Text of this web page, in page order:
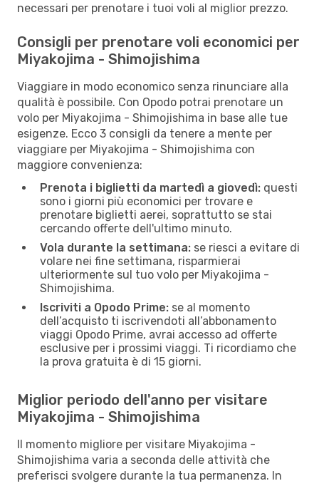
necessari per prenotare i tuoi voli al miglior prezzo.
Consigli per prenotare voli economici per
Miyakojima - Shimojishima
Viaggiare in modo economico senza rinunciare alla
qualità è possibile. Con Opodo potrai prenotare un
volo per Miyakojima - Shimojishima in base alle tue
esigenze. Ecco 3 consigli da tenere a mente per
viaggiare per Miyakojima - Shimojishima con
maggiore convenienza:
Prenota i biglietti da martedì a giovedì: questi
sono i giorni più economici per trovare e
prenotare biglietti aerei, soprattutto se stai
cercando offerte dell'ultimo minuto.
Vola durante la settimana: se riesci a evitare di
volare nei fine settimana, risparmierai
ulteriormente sul tuo volo per Miyakojima -
Shimojishima.
Iscriviti a Opodo Prime: se al momento
dell’acquisto ti iscrivendoti all’abbonamento
viaggi Opodo Prime, avrai accesso ad offerte
esclusive per i prossimi viaggi. Ti ricordiamo che
la prova gratuita è di 15 giorni.
Miglior periodo dell'anno per visitare
Miyakojima - Shimojishima
Il momento migliore per visitare Miyakojima -
Shimojishima varia a seconda delle attività che
preferisci svolgere durante la tua permanenza. In